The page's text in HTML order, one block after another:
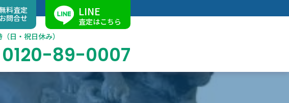
無料査定
お問合せ
LINE
査定はこちら
日・祝日休み）
0120-89-0007